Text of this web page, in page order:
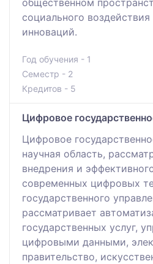
общественном
социального
инноваций.
Год обучения - 1
Семестр - 2
Кредитов - 5
Цифровое
Цифровое
научная область,
внедрения и
современных цифровых
государственного
рассматривает
государственных услуг,
цифровыми данными,
правительство,